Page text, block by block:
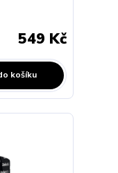
549 Kč
košíku